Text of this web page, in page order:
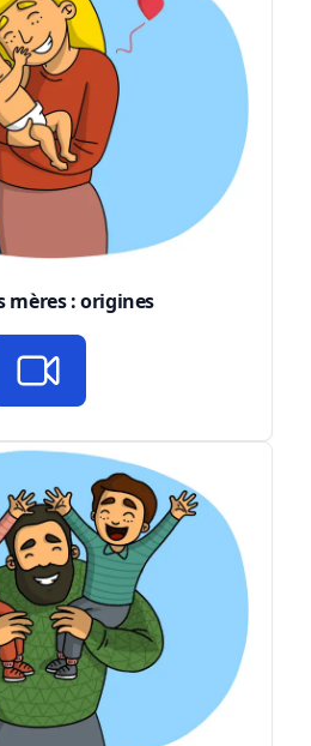
mères : origines